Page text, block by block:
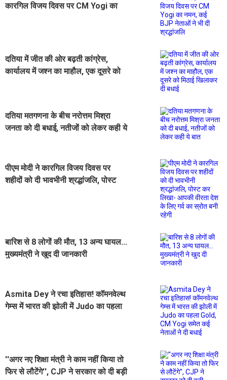
कारगिल विजय दिवस पर CM Yogi का
दतिया में जीत की ओर बढ़ती कांग्रेस,
कार्यालय में जश्न का माहौल, एक दूसरे को
दतिया मतगणना के बीच नरोत्तम मिश्रा
जनता को दी बधाई, नतीजों को लेकर कही ये
पीएम मोदी ने कारगिल विजय दिवस पर
शहीदों को दी भावभीनी श्रद्धांजलि, पोस्ट
बारिश से 8 लोगों की मौत, 13 अन्य घायल...
मुख्यमंत्री ने खुद दी जानकारी
Asmita Dey ने रचा इतिहास! कॉमनवेल्थ
गेम्स में भारत की झोली में Judo का पहला
''अगर नए शिक्षा मंत्री ने काम नहीं किया तो
फिर से लौटेंगे'', CJP ने सरकार को दी बड़ी